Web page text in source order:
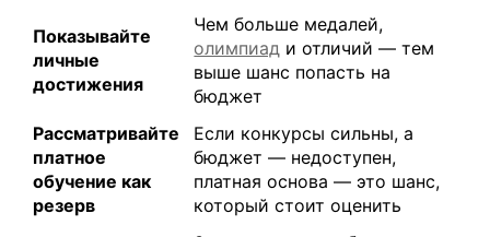
Показывайте
личные
достижения
Чем больше медалей,
олимпиад и отличий — тем
выше шанс попасть на
бюджет
Рассматривайте
платное
обучение как
резерв
Если конкурсы сильны, а
бюджет — недоступен,
платная основа — это шанс,
который стоит оценить